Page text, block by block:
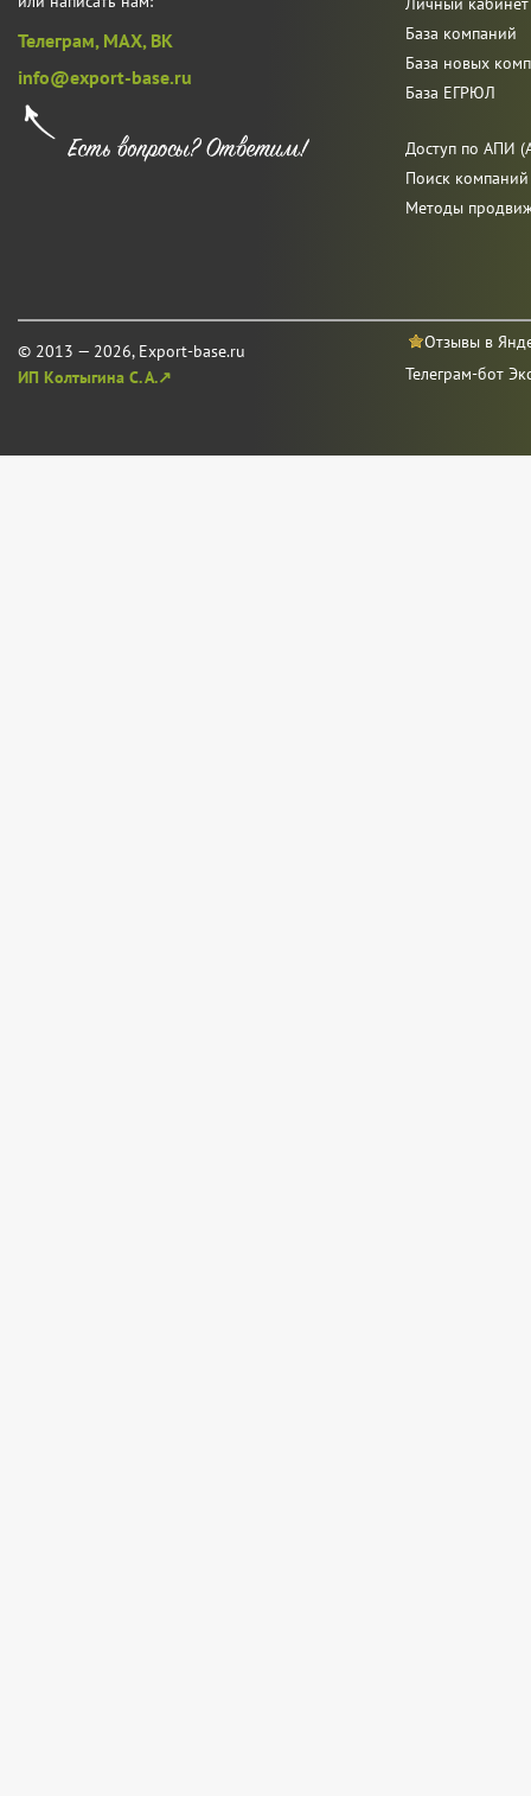
Телеграм, MAX, ВК
info@export-base.ru
© 2013 — 2026, Export-base.ru
ИП Колтыгина С. А.↗
База компаний
База новых
База ЕГРЮЛ
Доступ по АПИ
Поиск
Методы
Отзывы в
Телеграм-бот